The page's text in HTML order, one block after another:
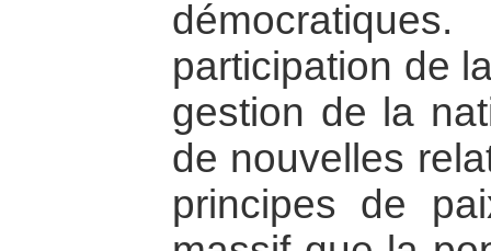
participation de
gestion de la
de nouvelles
principes de